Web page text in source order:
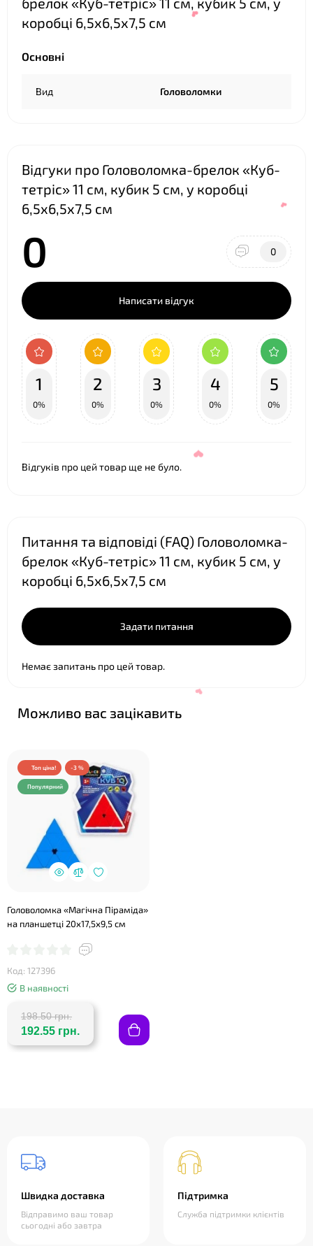
коробці 6,5х6,5х7,5 см
Основні
Вид Головоломки
Відгуки про Головоломка-брелок «Куб-
тетріс» 11 см, кубик 5 см, у коробці
6,5х6,5х7,5 см
0 0
Написати відгук
1
0%
2
0%
3
0%
4
0%
5
0%
Відгуків про цей товар ще не було.
Питання та відповіді (FAQ) Головоломка-
брелок «Куб-тетріс» 11 см, кубик 5 см, у
коробці 6,5х6,5х7,5 см
Задати питання
Немає запитань про цей товар.
Можливо вас зацікавить
Топ ціна! -3 %
Популярний
Головоломка «Магічна Піраміда»
на планшетці 20х17,5х9,5 см
Код: 127396
В наявності
198.50 грн.
192.55 грн.
Швидка доставка
Відправимо ваш товар
сьогодні або завтра
Підтримка
Служба підтримки клієнтів
❤